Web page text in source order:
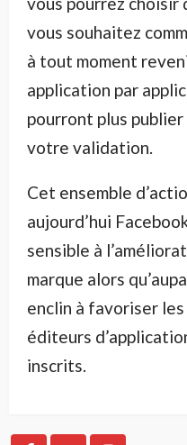
vous souhaitez
à tout moment
application par
pourront plus
votre validation.
Cet ensemble
aujourd’hui
sensible à
marque alors
enclin à favoriser
éditeurs
inscrits.